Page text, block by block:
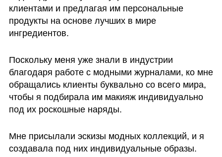
клиентами и предлагая им персональные
продукты на основе лучших в мире
ингредиентов.
Поскольку меня уже знали в индустрии
благодаря работе с модными журналами, ко мне
обращались клиенты буквально со всего мира,
чтобы я подбирала им макияж индивидуально
под их роскошные наряды.
Мне присылали эскизы модных коллекций, и я
создавала под них индивидуальные образы.